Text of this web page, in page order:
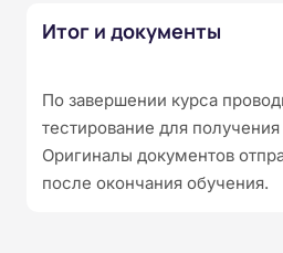
Итог и документы
По завершении курса
тестирование для
Оригиналы документов
после окончания обучения.